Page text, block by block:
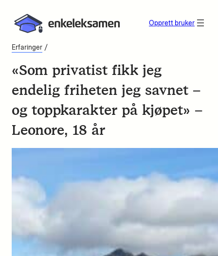
Opprett bruker
Erfaringer /
«Som privatist fikk jeg
endelig friheten jeg savnet –
og toppkarakter på kjøpet» –
Leonore, 18 år